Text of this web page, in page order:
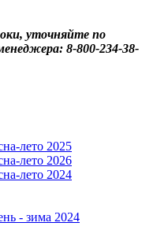
уточняйте по
8-800-234-38-
лето 2025
лето 2026
лето 2024
- зима 2024